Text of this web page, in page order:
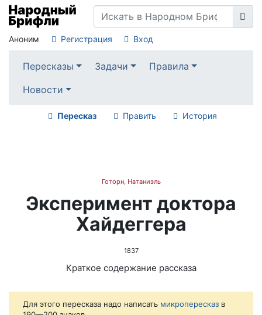
Аноним Регистрация Вход
Пересказы Задачи
Правила
Новости
Пересказ Править История
Готорн, Натаниэль
Эксперимент доктора
Хайдеггера
1837
Краткое содержание рассказа
Для этого пересказа надо написать микропересказ в